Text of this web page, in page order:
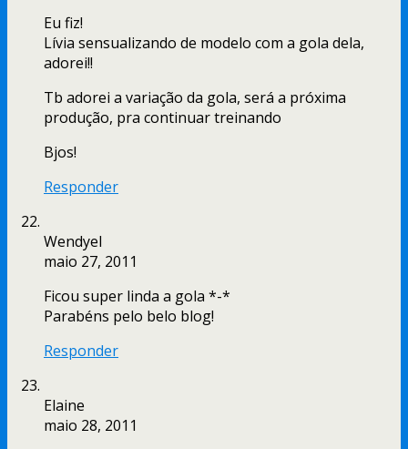
Eu fiz!
Lívia sensualizando de modelo com a gola dela,
adorei!!
Tb adorei a variação da gola, será a próxima
produção, pra continuar treinando
Bjos!
Responder
Wendyel
maio 27, 2011
Ficou super linda a gola *-*
Parabéns pelo belo blog!
Responder
Elaine
maio 28, 2011